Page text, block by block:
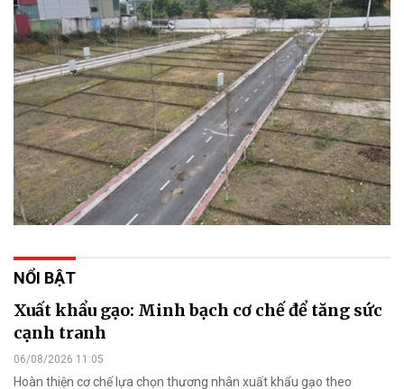
NỔI BẬT
Xuất khẩu gạo: Minh bạch cơ chế để tăng sức
cạnh tranh
06/08/2026 11:05
Hoàn thiện cơ chế lựa chọn thương nhân xuất khẩu gạo theo